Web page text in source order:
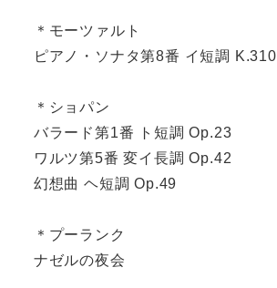
＊モーツァルト
ピアノ・ソナタ第8番 イ短調 K.310
＊ショパン
バラード第1番 ト短調 Op.23
ワルツ第5番 変イ長調 Op.42
幻想曲 ヘ短調 Op.49
＊プーランク
ナゼルの夜会